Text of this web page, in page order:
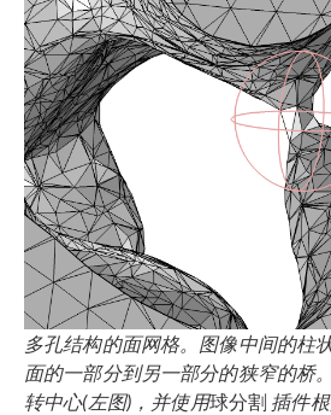
多孔结构的面网格。图像中间的柱
面的一部分到另一部分的狭窄的桥
转中心(左图)，并使用球分割 插件